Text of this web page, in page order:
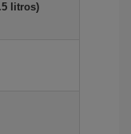
litros)